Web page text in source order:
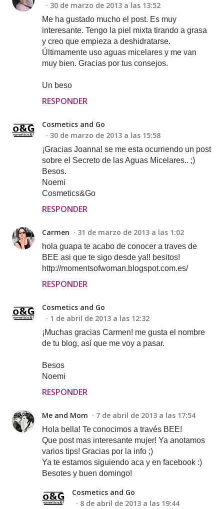
30 de marzo de 2013 a las 13:52
Me ha gustado mucho el post. Es muy
interesante. Tengo la piel mixta tirando a grasa
y creo que empieza a deshidratarse.
Últimamente uso aguas micelares y me van
muy bien. Gracias por tus consejos.
Un beso
RESPONDER
Cosmetics and Go
30 de marzo de 2013 a las 15:58
¡Gracias Joanna! se me esta ocurriendo un post
sobre el Secreto de las Aguas Micelares.. ;)
Besos.
Noemi
Cosmetics&Go
RESPONDER
Carmen 31 de marzo de 2013 a las 1:02
hola guapa te acabo de conocer a traves de
BEE asi que te sigo desde ya!! besitos!
http://momentsofwoman.blogspot.com.es/
RESPONDER
Cosmetics and Go
1 de abril de 2013 a las 12:32
¡Muchas gracias Carmen! me gusta el nombre
de tu blog, así que me voy a pasar.
Besos
Noemi
RESPONDER
Me and Mom 7 de abril de 2013 a las 17:54
Hola bella! Te conocimos a través BEE!
Que post mas interesante mujer! Ya anotamos
varios tips! Gracias por la info ;)
Ya te estamos siguiendo aca y en facebook :)
Besotes y buen domingo!
Cosmetics and Go
8 de abril de 2013 a las 19:44